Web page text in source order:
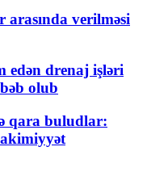
arasında verilməsi
edən drenaj işləri
olub
qara buludlar: